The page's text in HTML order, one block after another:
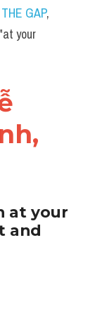
GAP,
your
at your
and